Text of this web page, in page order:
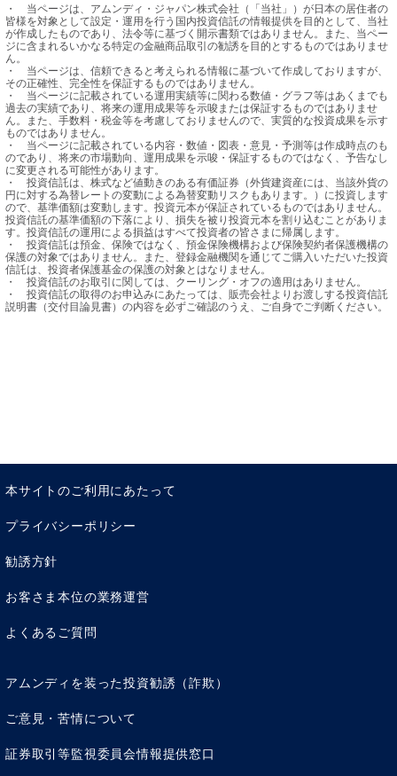
・	当ページは、アムンディ・ジャパン株式会社（「当社」）が日本の居住者の
皆様を対象として設定・運用を行う国内投資信託の情報提供を目的として、当社
が作成したものであり、法令等に基づく開示書類ではありません。また、当ペー
ジに含まれるいかなる特定の金融商品取引の勧誘を目的とするものではありませ
ん。
・	当ページは、信頼できると考えられる情報に基づいて作成しておりますが、
その正確性、完全性を保証するものではありません。
・	当ページに記載されている運用実績等に関わる数値・グラフ等はあくまでも
過去の実績であり、将来の運用成果等を示唆または保証するものではありませ
ん。また、手数料・税金等を考慮しておりませんので、実質的な投資成果を示す
ものではありません。
・	当ページに記載されている内容・数値・図表・意見・予測等は作成時点のも
のであり、将来の市場動向、運用成果を示唆・保証するものではなく、予告なし
に変更される可能性があります。
・	投資信託は、株式など値動きのある有価証券（外貨建資産には、当該外貨の
円に対する為替レートの変動による為替変動リスクもあります。）に投資します
ので、基準価額は変動します。投資元本が保証されているものではありません。
投資信託の基準価額の下落により、損失を被り投資元本を割り込むことがありま
す。投資信託の運用による損益はすべて投資者の皆さまに帰属します。
・	投資信託は預金、保険ではなく、預金保険機構および保険契約者保護機構の
保護の対象ではありません。また、登録金融機関を通じてご購入いただいた投資
信託は、投資者保護基金の保護の対象とはなりません。
・	投資信託のお取引に関しては、クーリング・オフの適用はありません。
・	投資信託の取得のお申込みにあたっては、販売会社よりお渡しする投資信託
説明書（交付目論見書）の内容を必ずご確認のうえ、ご自身でご判断ください。
本サイトのご利用にあたって
プライバシーポリシー
勧誘方針
お客さま本位の業務運営
よくあるご質問
アムンディを装った投資勧誘（詐欺）
ご意見・苦情について
証券取引等監視委員会情報提供窓口